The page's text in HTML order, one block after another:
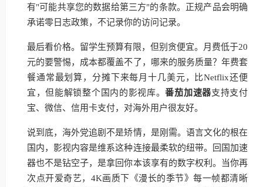
有"可能共享您的数据给第三方"的条款。正规产品会明确
承诺零日志政策，不记录你的访问记录。
最后看价格。留学生预算有限，但别贪便宜。月费低于20
元的要警惕，成本都覆盖不了，哪来的服务质量？年费套
餐通常最划算，分摊下来每月十几美元，比Netflix还便
宜，但能解锁整个国内的影视库。番茄加速器支持支付
宝、微信、信用卡支付，对海外用户很友好。
说到底，海外党追剧不是矫情，是刚需。语言文化的根在
国内，影视内容是维系这种连接最柔软的纽带。回国加速
器也不是钻空子，是拿回你本该享有的数字权利。当你再
次点开爱奇艺，4K画质下《漫长的季节》每一帧都清晰